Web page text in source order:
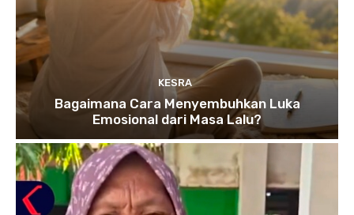
KESRA
Bagaimana Cara Menyembuhkan Luka
Emosional dari Masa Lalu?